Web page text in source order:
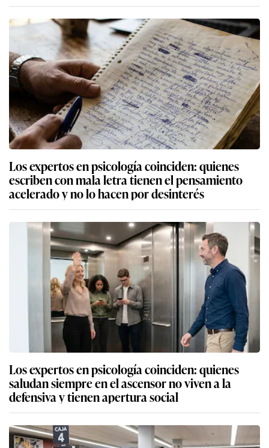
Los expertos en psicología coinciden: quienes
escriben con mala letra tienen el pensamiento
acelerado y no lo hacen por desinterés
Los expertos en psicología coinciden: quienes
saludan siempre en el ascensor no viven a la
defensiva y tienen apertura social